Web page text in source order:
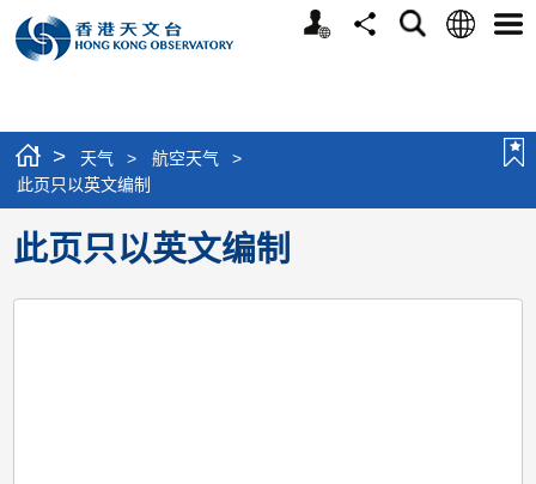
个
分
搜
语
选
> 天气 > 航空天气
>
此页只以英文编制
此页只以英文编制